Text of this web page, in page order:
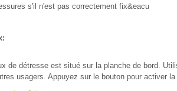
s'il n'est pas correctement fix&eacu
de détresse est situé sur la planche de bord.
usagers. Appuyez sur le bouton pour activer